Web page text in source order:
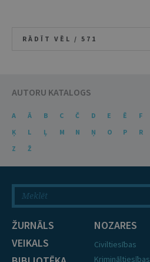
RĀDĪT VĒL / 571
AUTORU KATALOGS
A Ā B C Č D E Ē F
Ķ
L Ļ M N Ņ O P R
Z
Ž
ŽURNĀLS
VEIKALS
NOZARES
Civiltiesības
Krimināltiesības